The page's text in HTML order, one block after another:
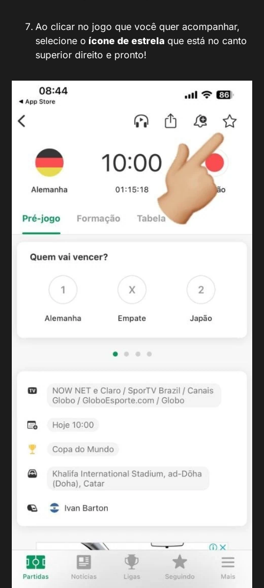
Ao clicar no jogo que você quer acompanhar,
selecione o ícone de estrela que está no canto
superior direito e pronto!